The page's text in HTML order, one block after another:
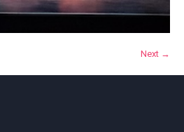
Next →